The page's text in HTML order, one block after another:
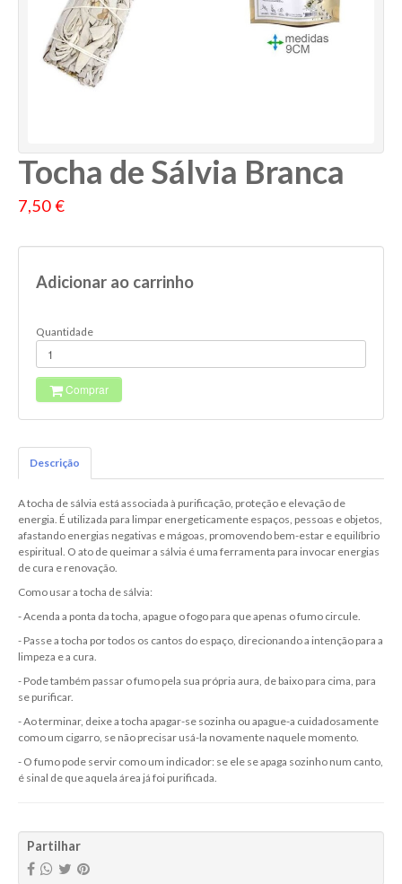
Tocha de Sálvia Branca
7,50 €
Adicionar ao carrinho
Quantidade
Comprar
Descrição
A tocha de sálvia está associada à purificação, proteção e elevação de
energia. É utilizada para limpar energeticamente espaços, pessoas e objetos,
afastando energias negativas e mágoas, promovendo bem-estar e equilíbrio
espiritual. O ato de queimar a sálvia é uma ferramenta para invocar energias
de cura e renovação.
Como usar a tocha de sálvia:
- Acenda a ponta da tocha, apague o fogo para que apenas o fumo circule.
- Passe a tocha por todos os cantos do espaço, direcionando a intenção para a
limpeza e a cura.
- Pode também passar o fumo pela sua própria aura, de baixo para cima, para
se purificar.
- Ao terminar, deixe a tocha apagar-se sozinha ou apague-a cuidadosamente
como um cigarro, se não precisar usá-la novamente naquele momento.
- O fumo pode servir como um indicador: se ele se apaga sozinho num canto,
é sinal de que aquela área já foi purificada.
Partilhar